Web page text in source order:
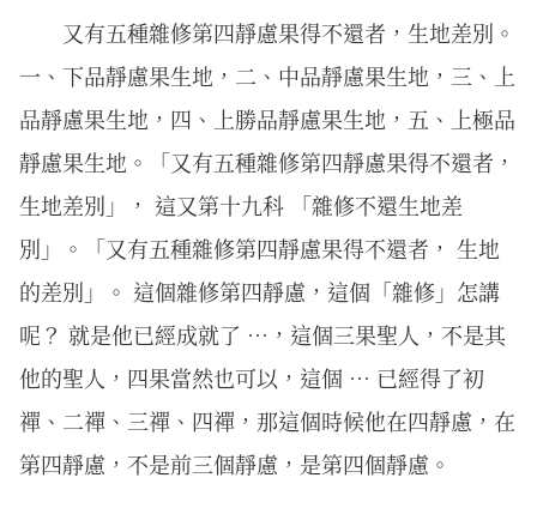
又有五種雜修第四靜慮果得不還者，生地差別。
一、下品靜慮果生地，二、中品靜慮果生地，三、上
品靜慮果生地，四、上勝品靜慮果生地，五、上極品
靜慮果生地。「又有五種雜修第四靜慮果得不還者，
生地差別」， 這又第十九科 「雜修不還生地差
別」。「又有五種雜修第四靜慮果得不還者， 生地
的差別」。 這個雜修第四靜慮，這個「雜修」怎講
呢？ 就是他已經成就了 …，這個三果聖人，不是其
他的聖人，四果當然也可以，這個 … 已經得了初
禪、二禪、三禪、四禪，那這個時候他在四靜慮，在
第四靜慮，不是前三個靜慮，是第四個靜慮。